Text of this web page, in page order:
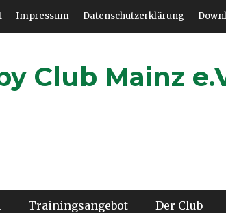
Impressum Datenschutzerklärung
Club Mainz
Trainingsangebot Der Club